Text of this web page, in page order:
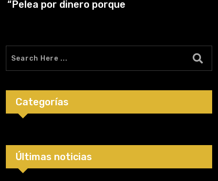
“Pelea por dinero porque
Categorías
Últimas noticias